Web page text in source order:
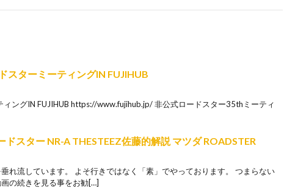
スターミーティングIN FUJIHUB
ングIN FUJIHUB https://www.fujihub.jp/ 非公式ロードスター35thミーティ
ドスター NR-A THESTEEZ佐藤的解説 マツダ ROADSTER
れ流しています。 よそ行きではなく「素」でやっております。 つまらない
の続きを見る事をお勧[…]